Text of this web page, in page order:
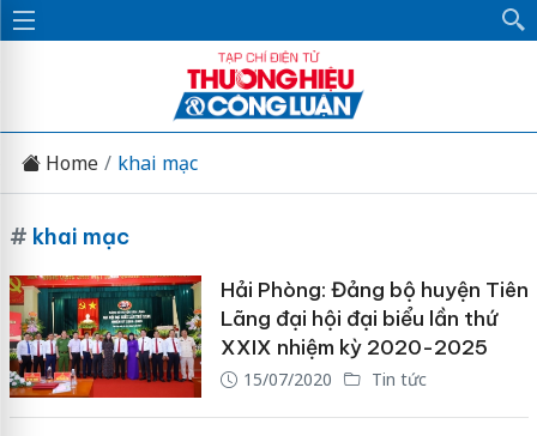
Home khai mạc
# khai mạc
Hải Phòng: Đảng bộ huyện Tiên
Lãng đại hội đại biểu lần thứ
XXIX nhiệm kỳ 2020-2025
15/07/2020 Tin tức